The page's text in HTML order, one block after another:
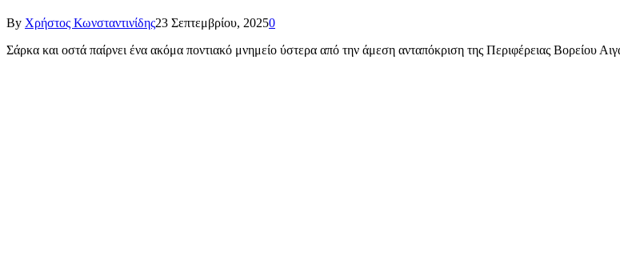
By Χρήστος Κωνσταντινίδης23 Σεπτεμβρίου, 20250
Σάρκα και οστά παίρνει ένα ακόμα ποντιακό μνημείο ύστερα από την άμεση ανταπόκριση της Περιφέρειας Βορείου